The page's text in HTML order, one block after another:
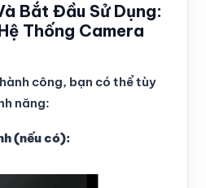
Bắt Đầu Sử Dụng:
Thống Camera
công, bạn có thể tùy
năng:
(nếu có):